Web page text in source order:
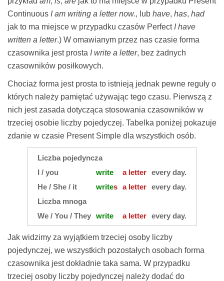
Continuous I am writing a letter now., lub have, has, had
jak to ma miejsce w przypadku czasów Perfect I have
written a letter.) W omawianym przez nas czasie forma
czasownika jest prosta I write a letter, bez żadnych
czasowników posiłkowych.
Chociaż forma jest prosta to istnieją jednak pewne reguły o
których należy pamiętać używając tego czasu. Pierwszą z
nich jest zasada dotycząca stosowania czasowników w
trzeciej osobie liczby pojedyczej. Tabelka poniżej pokazuje
zdanie w czasie Present Simple dla wszystkich osób.
Liczba pojedyncza
I / you
write a letter every day.
He / She / it
writes a letter every day.
Liczba mnoga
We / You / They write a letter every day.
Jak widzimy za wyjątkiem trzeciej osoby liczby
pojedynczej, we wszystkich pozostałych osobach forma
czasownika jest dokładnie taka sama. W przypadku
trzeciej osoby liczby pojedynczej należy dodać do